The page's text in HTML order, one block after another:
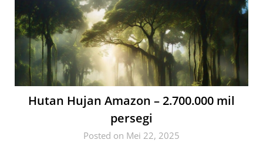
Hutan Hujan Amazon – 2.700.000 mil
persegi
Posted on Mei 22, 2025